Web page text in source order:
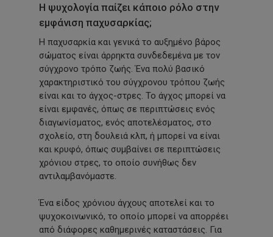
Η ψυχολογία παίζει κάποιο ρόλο στην
εμφάνιση παχυσαρκίας;
Η παχυσαρκία και γενικά το αυξημένο βάρος
σώματος είναι άρρηκτα συνδεδεμένα με τον
σύγχρονο τρόπο ζωής. Ένα πολύ βασικό
χαρακτηριστικό του σύγχρονου τρόπου ζωής
είναι και το άγχος-στρες. Το άγχος μπορεί να
είναι εμφανές, όπως σε περιπτώσεις ενός
διαγωνίσματος, ενός αποτελέσματος, στο
σχολείο, στη δουλειά κλπ, ή μπορεί να είναι
και κρυφό, όπως συμβαίνει σε περιπτώσεις
χρόνιου στρες, το οποίο συνήθως δεν
αντιλαμβανόμαστε.
Ένα είδος χρόνιου άγχους αποτελεί και το
ψυχοκοινωνικό, το οποίο μπορεί να απορρέει
από διάφορες καθημερινές καταστάσεις. Για